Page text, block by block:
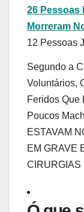
26 Pessoas
Morreram
12 Pessoas
Segundo a
Voluntários,
Feridos Que
Poucos
ESTAVAM
EM GRAVE
CIRURGIAS